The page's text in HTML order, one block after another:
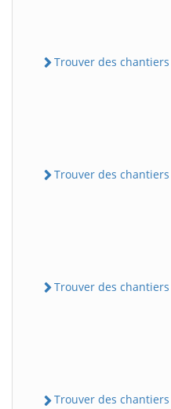
Trouver des chantiers
Trouver des chantiers
Trouver des chantiers
Trouver des chantiers